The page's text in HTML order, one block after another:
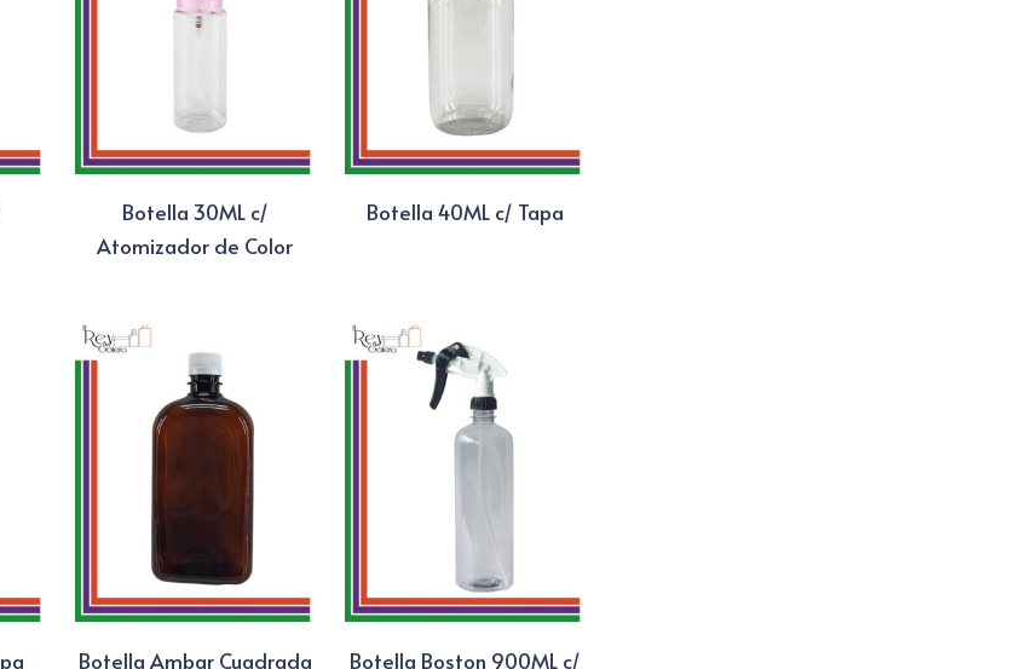
Botella 30ML c/
Atomizador de Color
Botella 40ML c/ Tapa
Botella Ambar Cuadrada Botella Boston 900ML c/